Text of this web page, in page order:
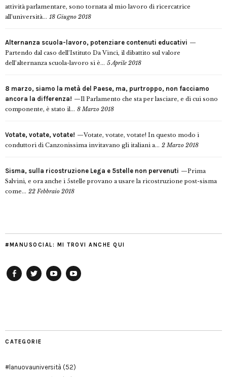
attività parlamentare, sono tornata al mio lavoro di ricercatrice
all’università... 18 Giugno 2018
Alternanza scuola-lavoro, potenziare contenuti educativi
Partendo dal caso dell’Istituto Da Vinci, il dibattito sul valore
dell’alternanza scuola-lavoro si è... 5 Aprile 2018
8 marzo, siamo la metà del Paese, ma, purtroppo, non facciamo
ancora la differenza!
Il Parlamento che sta per lasciare, e di cui sono
componente, è stato il... 8 Marzo 2018
Votate, votate, votate!
Votate, votate, votate! In questo modo i
conduttori di Canzonissima invitavano gli italiani a... 2 Marzo 2018
Sisma, sulla ricostruzione Lega e 5stelle non pervenuti
Prima
Salvini, e ora anche i 5stelle provano a usare la ricostruzione post-sisma
come... 22 Febbraio 2018
#MANUSOCIAL: MI TROVI ANCHE QUI
CATEGORIE
#lanuovauniversità (52)